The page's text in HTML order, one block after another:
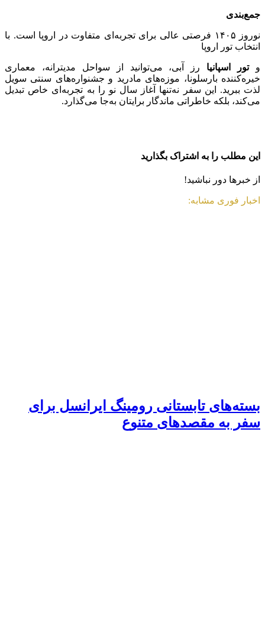
جمع‌بندی
نوروز ۱۴۰۵ فرصتی عالی برای تجربه‌ای متفاوت در اروپا است. با
انتخاب تور اروپا
وتور اسپانیا رز آبی، می‌توانید از سواحل مدیترانه، معماری
خیره‌کننده بارسلونا، موزه‌های مادرید و جشنواره‌های سنتی سویل
لذت ببرید. این سفر نه‌تنها آغاز سال نو را به تجربه‌ای خاص تبدیل
می‌کند، بلکه خاطراتی ماندگار برایتان به‌جا می‌گذارد.
این مطلب را به اشتراک بگذارید
از خبرها دور نباشید!
اخبار فوری مشابه:
بسته‌های تابستانی رومینگ ایرانسل برای
سفر به مقصدهای متنوع